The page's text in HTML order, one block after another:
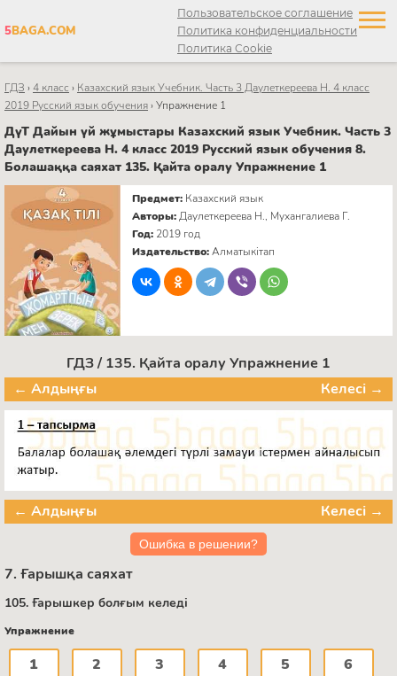
5BAGA.COM
Пользовательское соглашение
Политика конфиденциальности
Политика Cookie
ГДЗ ›4 класс › Казахский язык Учебник. Часть 3 Даулеткереева Н. 4 класс
2019 Русский язык обучения›Упражнение 1
ДүТ Дайын үй жұмыстары Казахский язык Учебник. Часть 3
Даулеткереева Н. 4 класс 2019 Русский язык обучения 8.
Болашаққа саяхат 135. Қайта оралу Упражнение 1
Предмет: Казахский язык
Авторы:Даулеткереева Н., Мухангалиева Г.
Год: 2019 год
Издательство:Алматыкітап
ГДЗ / 135. Қайта оралу Упражнение 1
← Алдыңғы
Келесі →
← Алдыңғы Келесі →
Ошибка в решении?
7. Ғарышқа саяхат
105. Ғарышкер болғым келеді
Упражнение
1 2 3 4 5 6